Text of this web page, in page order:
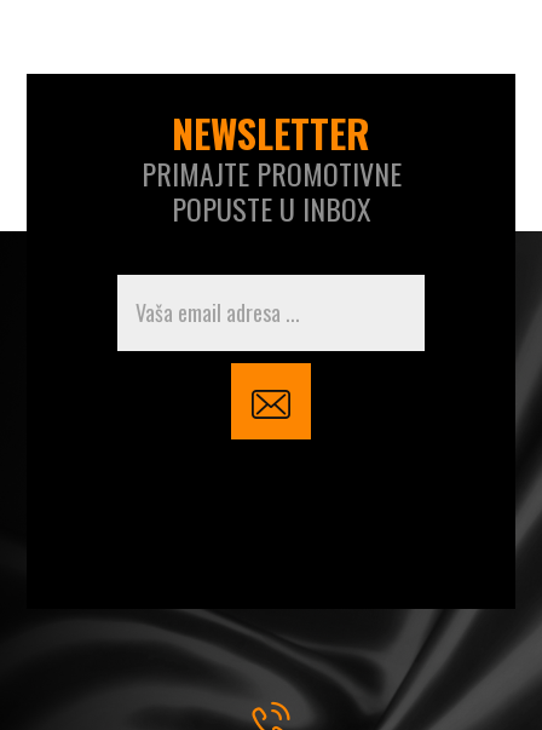
NEWSLETTER
PRIMAJTE PROMOTIVNE
POPUSTE U INBOX